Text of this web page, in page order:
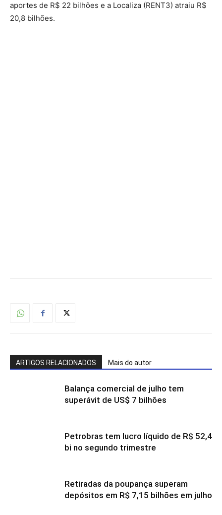
aportes de R$ 22 bilhões e a Localiza (RENT3) atraiu R$
20,8 bilhões.
ARTIGOS RELACIONADOS Mais do autor
Balança comercial de julho tem
superávit de US$ 7 bilhões
Petrobras tem lucro líquido de R$ 52,4
bi no segundo trimestre
Retiradas da poupança superam
depósitos em R$ 7,15 bilhões em julho